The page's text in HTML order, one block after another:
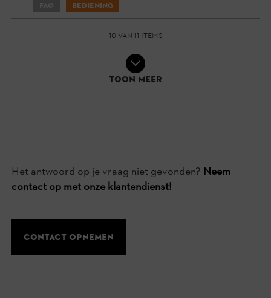
FAQ Bediening
10 van 11 items
Toon meer
Het antwoord op je vraag niet gevonden? Neem
contact op met onze klantendienst!
Contact opnemen